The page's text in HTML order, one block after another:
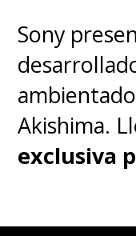
Sony
Akishima.
exclusiva